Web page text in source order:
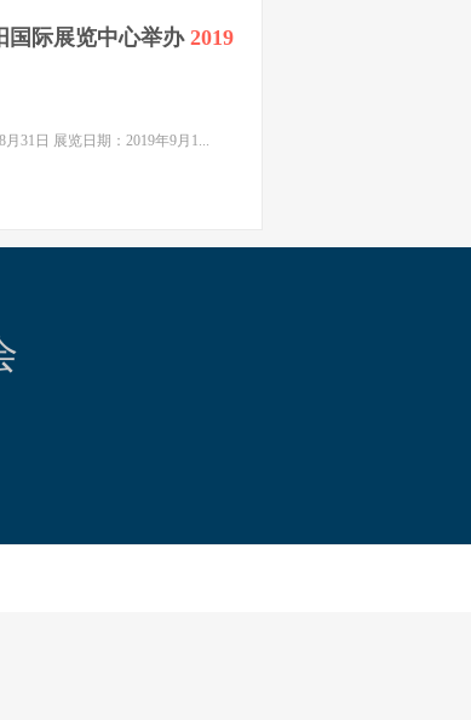
国际展览中心举办 2019
31日 展览日期：2019年9月1...